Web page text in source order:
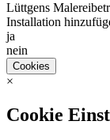
Lüttgens
Installation
ja
nein
Cookies
×
Cookie